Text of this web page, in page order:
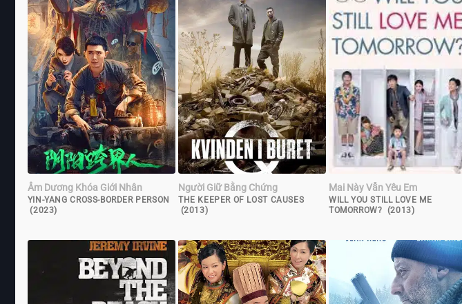
Âm Dương Khóa Giới Nhân
YIN-YANG CROSS-BORDER PERSON
(2023)
Người Giữ Bằng Chứng
THE KEEPER OF LOST CAUSES
(2013)
Mai Này Vẫn Yêu Em
WILL YOU STILL LOVE ME
TOMORROW? (2013)